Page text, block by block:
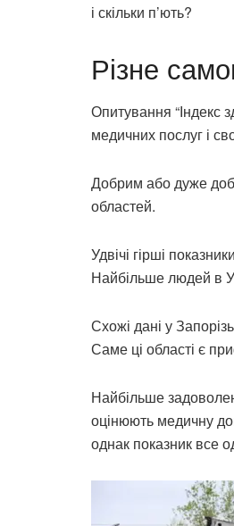
і скільки п’ють?
Різне
Опитування “Індекс
медичних послуг і
Добрим або дуже
областей.
Удвічі гірші
Найбільше людей в
Схожі дані у
Саме ці області є
Найбільше
оцінюють медичну
однак показник все